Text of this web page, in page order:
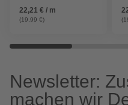
22,21 € / m
(19,99 €)
Newsletter:
machen wir